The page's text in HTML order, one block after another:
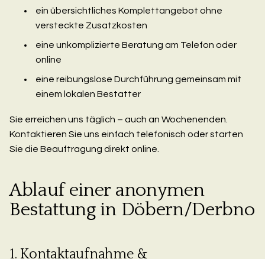
ein übersichtliches Komplettangebot ohne
versteckte Zusatzkosten
eine unkomplizierte Beratung am Telefon oder
online
eine reibungslose Durchführung gemeinsam mit
einem lokalen Bestatter
Sie erreichen uns täglich – auch an Wochenenden.
Kontaktieren Sie uns einfach telefonisch oder starten
Sie die Beauftragung direkt online.
Ablauf einer anonymen
Bestattung in Döbern/Derbno
1. Kontaktaufnahme &